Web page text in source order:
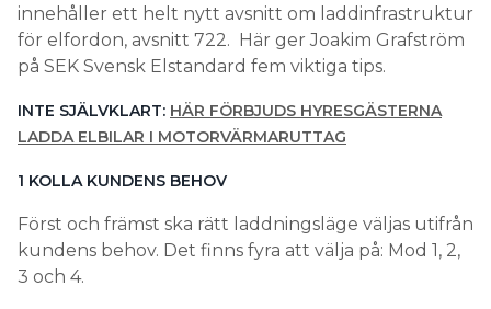
innehåller ett helt nytt avsnitt om laddinfrastruktur
för elfordon, avsnitt 722. Här ger Joakim Grafström
på SEK Svensk Elstandard fem viktiga tips.
INTE SJÄLVKLART: HÄR FÖRBJUDS HYRESGÄSTERNA
LADDA ELBILAR I MOTORVÄRMARUTTAG
1 KOLLA KUNDENS BEHOV
Först och främst ska rätt laddningsläge väljas utifrån
kundens behov. Det finns fyra att välja på: Mod 1, 2,
3 och 4.